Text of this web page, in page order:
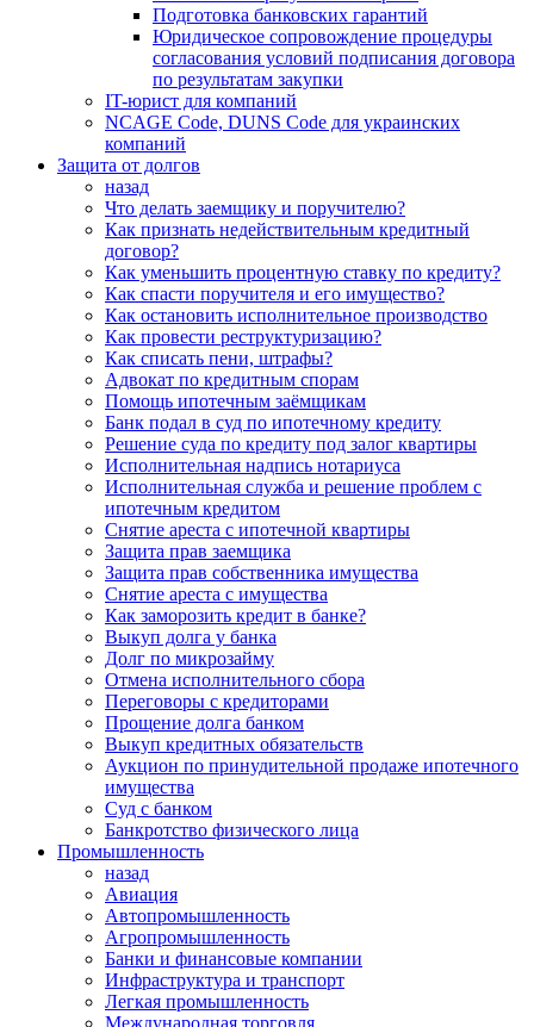
Подготовка банковских гарантий
Юридическое сопровождение процедуры
согласования условий подписания договора
по результатам закупки
IT-юрист для компаний
NCAGE Code, DUNS Code для украинских
компаний
Защита от долгов
назад
Что делать заемщику и поручителю?
Как признать недействительным кредитный
договор?
Как уменьшить процентную ставку по кредиту?
Как спасти поручителя и его имущество?
Как остановить исполнительное производство
Как провести реструктуризацию?
Как списать пени, штрафы?
Адвокат по кредитным спорам
Помощь ипотечным заёмщикам
Банк подал в суд по ипотечному кредиту
Решение суда по кредиту под залог квартиры
Исполнительная надпись нотариуса
Исполнительная служба и решение проблем с
ипотечным кредитом
Снятие ареста с ипотечной квартиры
Защита прав заемщика
Защита прав собственника имущества
Снятие ареста с имущества
Как заморозить кредит в банке?
Выкуп долга у банка
Долг по микрозайму
Отмена исполнительного сбора
Переговоры с кредиторами
Прощение долга банком
Выкуп кредитных обязательств
Аукцион по принудительной продаже ипотечного
имущества
Суд с банком
Банкротство физического лица
Промышленность
назад
Авиация
Автопромышленность
Агропромышленность
Банки и финансовые компании
Инфраструктура и транспорт
Легкая промышленность
Международная торговля